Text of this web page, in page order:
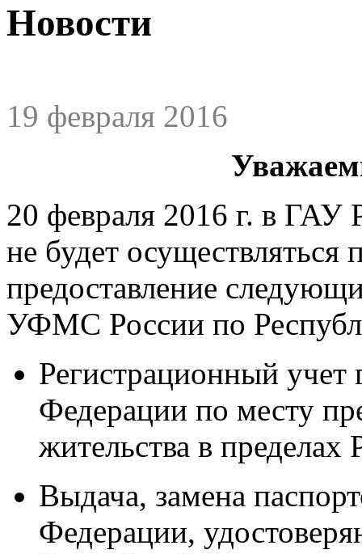
Новости
19 февраля 2016
20 февраля 2016 г. в
не будет осуществляться
предоставление
УФМС России по
Регистрационный учет
Федерации по месту
жительства в
Выдача, замена
Федерации,